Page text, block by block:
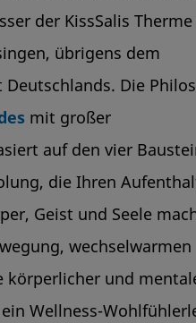
der KissSalis
übrigens dem
Die
mit großer
auf den vier
die Ihren
Geist und Seele
wechselwarmen
körperlicher und
Wellness-